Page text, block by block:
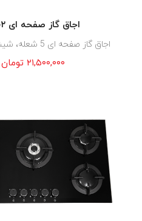
اجاق گاز صفحه ای ۵۹۰۲
اجاق گاز صفحه ای 5 شعله، شیشه سکوریت
۲۱,۵۰۰,۰۰۰ تومان